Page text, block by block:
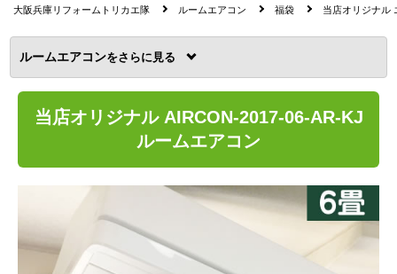
大阪兵庫リフォームトリカエ隊 ルームエアコン 福袋 当店オリジナル
ルームエアコンを
当店オリジナル AIRCON-2017-06-AR-KJ
ルームエアコン